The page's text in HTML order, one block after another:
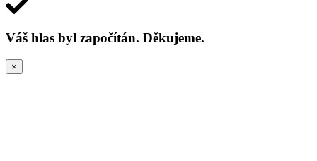
Váš hlas byl započítán. Děkujeme.
×